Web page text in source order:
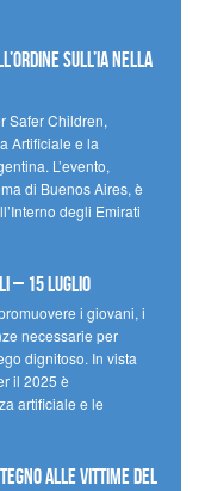
sull’IA nella
Safer Children,
Artificiale e la
L’evento,
di Buenos Aires, è
degli Emirati
– 15 luglio
i giovani, i
necessarie per
dignitoso. In vista
il 2025 è
artificiale e le
alle vittime del